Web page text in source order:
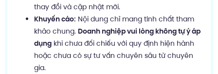
thay đổi và cập nhật mới.
Khuyến cáo: Nội dung chỉ mang tính chất tham
khảo chung. Doanh nghiệp vui lòng không tự ý áp
dụng khi chưa đối chiếu với quy định hiện hành
hoặc chưa có sự tư vấn chuyên sâu từ chuyên
gia.